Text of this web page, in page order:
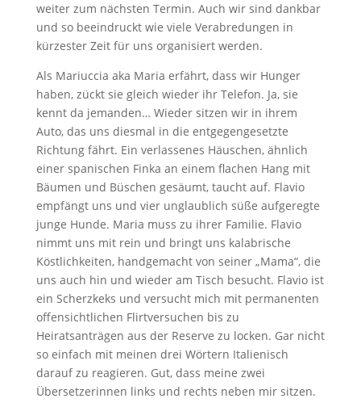
weiter zum nächsten Termin. Auch wir sind dankbar
und so beeindruckt wie viele Verabredungen in
kürzester Zeit für uns organisiert werden.
Als Mariuccia aka Maria erfährt, dass wir Hunger
haben, zückt sie gleich wieder ihr Telefon. Ja, sie
kennt da jemanden… Wieder sitzen wir in ihrem
Auto, das uns diesmal in die entgegengesetzte
Richtung fährt. Ein verlassenes Häuschen, ähnlich
einer spanischen Finka an einem flachen Hang mit
Bäumen und Büschen gesäumt, taucht auf. Flavio
empfängt uns und vier unglaublich süße aufgeregte
junge Hunde. Maria muss zu ihrer Familie. Flavio
nimmt uns mit rein und bringt uns kalabrische
Köstlichkeiten, handgemacht von seiner „Mama“, die
uns auch hin und wieder am Tisch besucht. Flavio ist
ein Scherzkeks und versucht mich mit permanenten
offensichtlichen Flirtversuchen bis zu
Heiratsanträgen aus der Reserve zu locken. Gar nicht
so einfach mit meinen drei Wörtern Italienisch
darauf zu reagieren. Gut, dass meine zwei
Übersetzerinnen links und rechts neben mir sitzen.